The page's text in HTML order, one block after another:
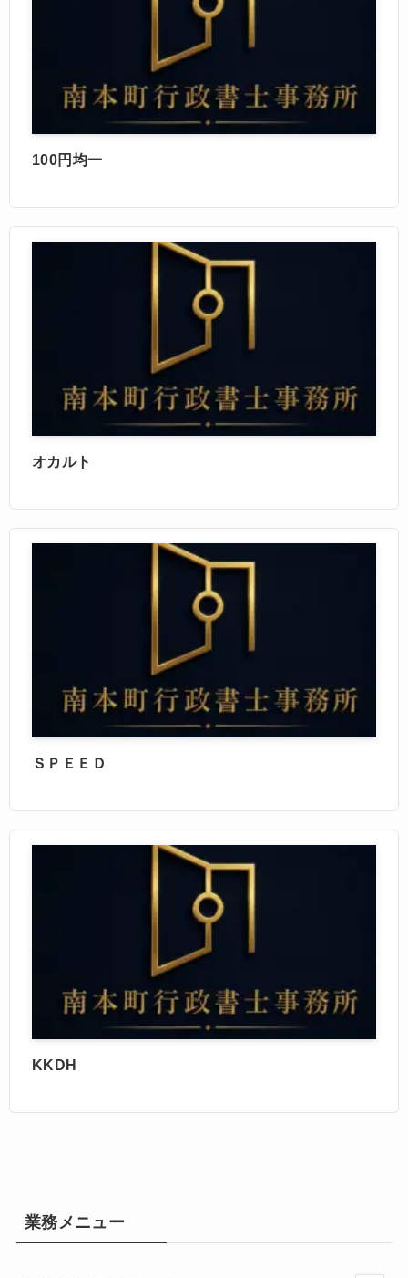
100円均一
オカルト
ＳＰＥＥＤ
KKDH
業務メニュー